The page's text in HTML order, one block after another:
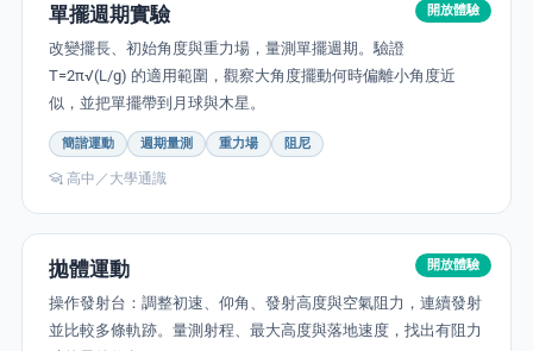
開放體驗
單擺週期實驗
改變擺長、初始角度與重力場，量測單擺週期。驗證
T=2π√(L/g) 的適用範圍，觀察大角度擺動何時偏離小角度近
似，並把單擺帶到月球與木星。
簡諧運動 週期量測 重力場 阻尼
高中／大學通識
開放體驗
拋體運動
操作發射台：調整初速、仰角、發射高度與空氣阻力，連續發射
並比較多條軌跡。量測射程、最大高度與落地速度，找出有阻力